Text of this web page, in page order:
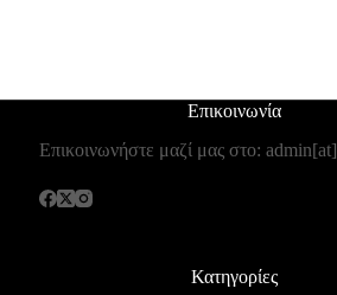
Επικοινωνία
Επικοινωνήστε μαζί μας στο:
Κατηγορίες